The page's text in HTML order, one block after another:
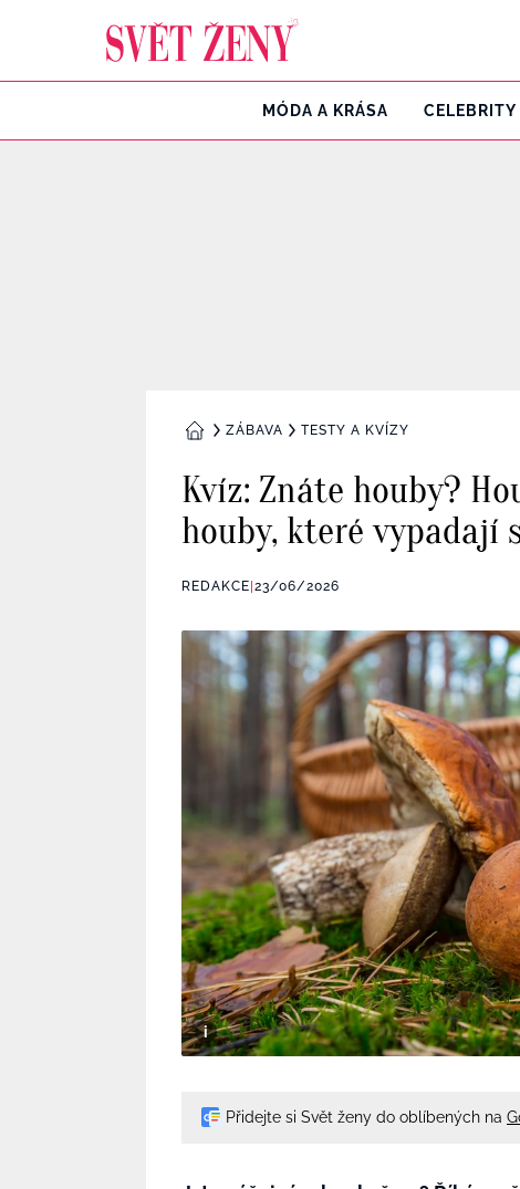
MÓDA A KRÁSA CELEBRITY
DOMŮZÁBAVA TESTY A KVÍZY
Kvíz: Znáte houby?
houby, které vypadají
REDAKCE 23/06/2026
Přidejte si Svět ženy do oblíbených na